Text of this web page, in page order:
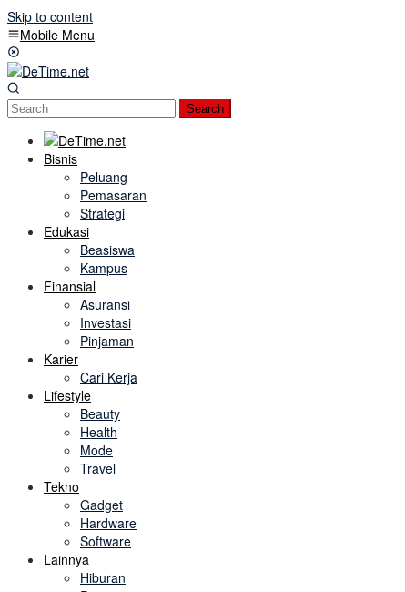
Skip to content
Mobile Menu
Search
Bisnis
Peluang
Pemasaran
Strategi
Edukasi
Beasiswa
Kampus
Finansial
Asuransi
Investasi
Pinjaman
Karier
Cari Kerja
Lifestyle
Beauty
Health
Mode
Travel
Tekno
Gadget
Hardware
Software
Lainnya
Hiburan